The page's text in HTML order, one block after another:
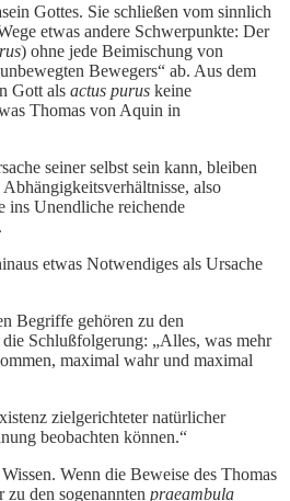
Gottes. Sie schließen vom sinnlich
etwas andere Schwerpunkte: Der
) ohne jede Beimischung von
Bewegers“ ab. Aus dem
Gott als actus purus keine
Thomas von Aquin in
seiner selbst sein kann, bleiben
also
ins Unendliche reichende
etwas Notwendiges als Ursache
Begriffe gehören zu den
Schlußfolgerung: „Alles, was mehr
maximal wahr und maximal
zielgerichteter natürlicher
beobachten können.“
Wenn die Beweise des Thomas
den sogenannten praeambula